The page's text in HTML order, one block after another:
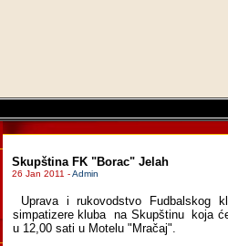
Skupština FK "Borac" Jelah
26 Jan 2011 -Admin
Uprava i rukovodstvo Fudbalskog
simpatizere klubana Skupštinu koja će
u 12,00 sati u Motelu "Mračaj".